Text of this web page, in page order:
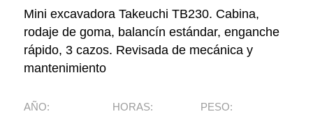
Mini excavadora Takeuchi TB230. Cabina,
rodaje de goma, balancín estándar, enganche
rápido, 3 cazos. Revisada de mecánica y
mantenimiento
AÑO:
HORAS:
PESO: